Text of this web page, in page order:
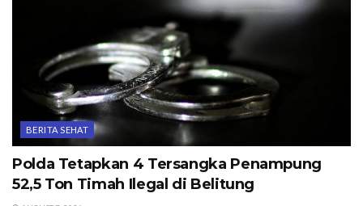
BERITA SEHAT
Polda Tetapkan 4 Tersangka Penampung
52,5 Ton Timah Ilegal di Belitung